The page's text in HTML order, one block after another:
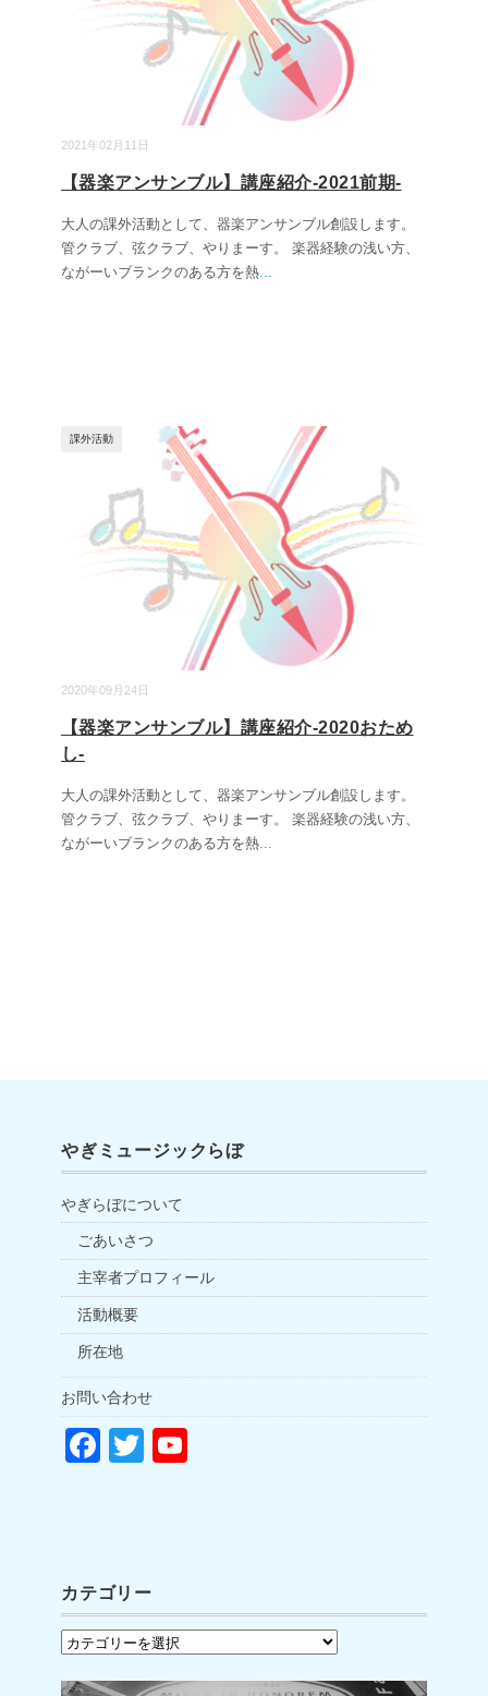
2021年02月11日
【器楽アンサンブル】講座紹介-2021前期-
大人の課外活動として、器楽アンサンブル創設します。
管クラブ、弦クラブ、やりまーす。 ​楽器経験の浅い方、
ながーいブランクのある方を熱...
2020年09月24日
課外活動
【器楽アンサンブル】講座紹介-2020おため
し-
大人の課外活動として、器楽アンサンブル創設します。
管クラブ、弦クラブ、やりまーす。 ​楽器経験の浅い方、
ながーいブランクのある方を熱...
やぎミュージックらぼ
やぎらぼについて
ごあいさつ
主宰者プロフィール
活動概要
所在地
お問い合わせ
F
b
o
o
T
b
e
カテゴリー
カ